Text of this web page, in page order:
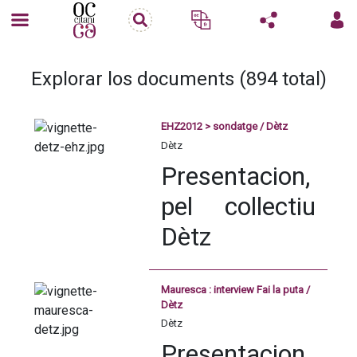
Explorar los documents (894 total)
EHZ2012 > sondatge / Dètz
Dètz
Presentacion,
pel collectiu
Dètz
L’equipa de Dètz TV qu’a miat
ua enquèsta au còr deu
hestenau d’Heleta EHZ. Dab
ua neutralitat perfèita e
Mauresca : interview Fai la puta /
Dètz
Dètz